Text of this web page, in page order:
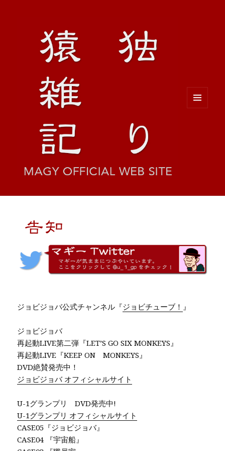
ジョビジョバ公式チャンネル『ジョビチューブ！ 』
ジョビジョバ
再起動LIVE第二弾『LET’S GO SIX MONKEYS』
再起動LIVE『KEEP ON MONKEYS』
DVD絶賛発売中！
ジョビジョバ オフィシャルサイト
U-1グランプリ DVD発売中!
U-1グランプリ オフィシャルサイト
CASE05『ジョビジョバ』
CASE04 『宇宙船』